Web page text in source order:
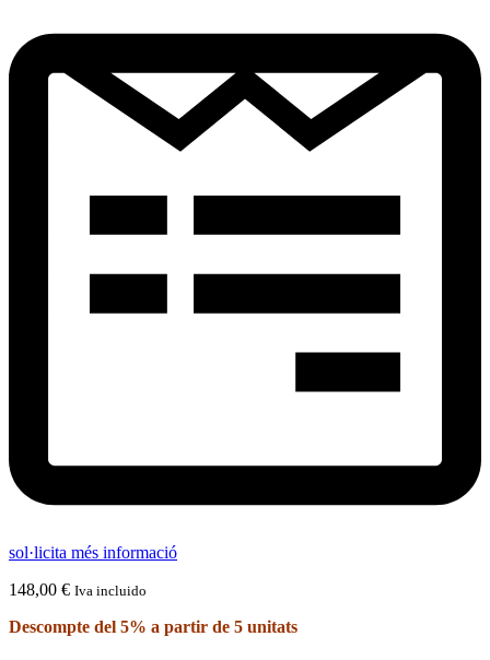
sol·licita més informació
148,00 € Iva incluido
Descompte del 5% a partir de 5 unitats